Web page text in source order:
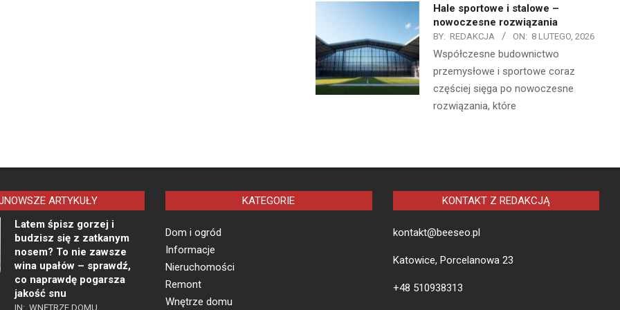
Hale sportowe i stalowe –
nowoczesne rozwiązania
BY: REDAKCJA ON: 8 LUTEGO, 2026
Współczesne budownictwo
przemysłowe i sportowe coraz
częściej sięga po nowoczesne
rozwiązania, które
ARTYKUŁY
Latem śpisz gorzej i
budzisz się z zatkanym
nosem? To nie zawsze
wina upałów – sprawdź,
co naprawdę pogarsza
jakość snu
IN: WNĘTRZE DOMU
KATEGORIE
Dom i ogród
Informacje
Nieruchomości
Remont
Wnętrze domu
KONTAKT Z REDAKCJĄ
kontakt@beeseo.pl
Katowice, Porcelanowa 23
+48 510938313